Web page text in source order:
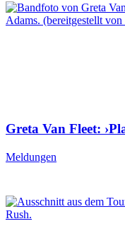
Greta Van Fleet:
Meldungen